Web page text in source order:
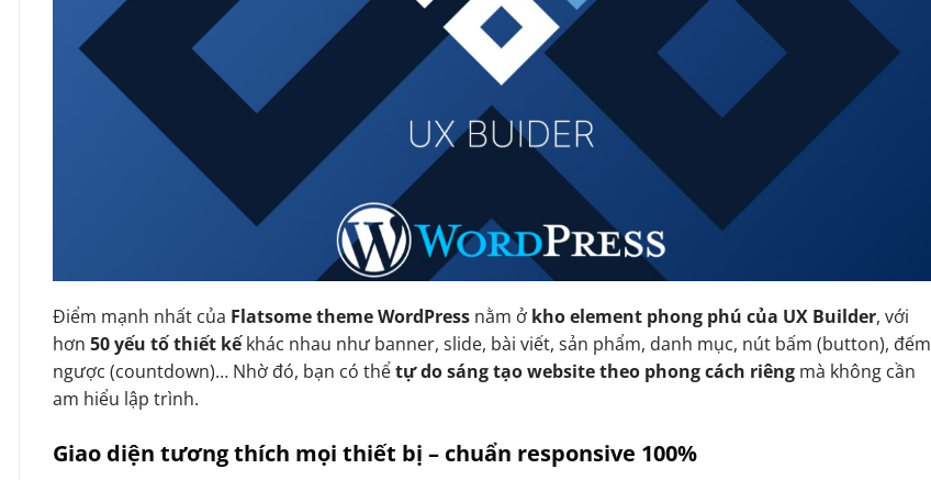
Điểm mạnh nhất của Flatsome theme WordPress nằm ở kho element phong phú của UX Builder, với
hơn 50 yếu tố thiết kếkhác nhau như banner, slide, bài viết, sản phẩm, danh mục, nút bấm (button), đếm
ngược (countdown)… Nhờ đó, bạn có thểtự do sáng tạo website theo phong cách riêng mà không cần
am hiểu lập trình.
Giao diện tương thích mọi thiết bị – chuẩn responsive 100%